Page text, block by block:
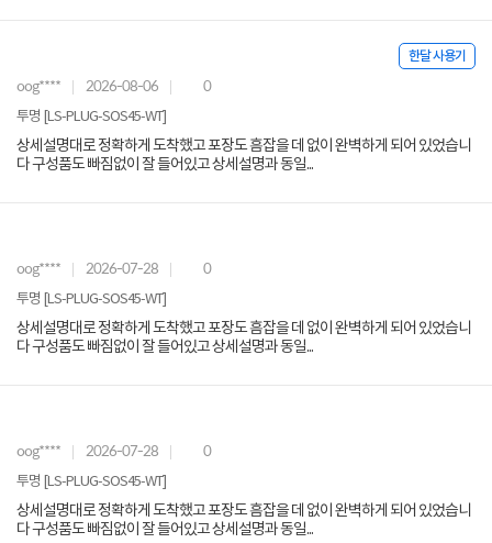
한달 사용기
oog**** 2026-08-06 0
투명 [LS-PLUG-SOS45-WT]
상세설명대로 정확하게 도착했고 포장도 흠잡을 데 없이 완벽하게 되어 있었습니
다 구성품도 빠짐없이 잘 들어있고 상세설명과 동일...
oog**** 2026-07-28 0
투명 [LS-PLUG-SOS45-WT]
상세설명대로 정확하게 도착했고 포장도 흠잡을 데 없이 완벽하게 되어 있었습니
다 구성품도 빠짐없이 잘 들어있고 상세설명과 동일...
oog**** 2026-07-28 0
투명 [LS-PLUG-SOS45-WT]
상세설명대로 정확하게 도착했고 포장도 흠잡을 데 없이 완벽하게 되어 있었습니
다 구성품도 빠짐없이 잘 들어있고 상세설명과 동일...